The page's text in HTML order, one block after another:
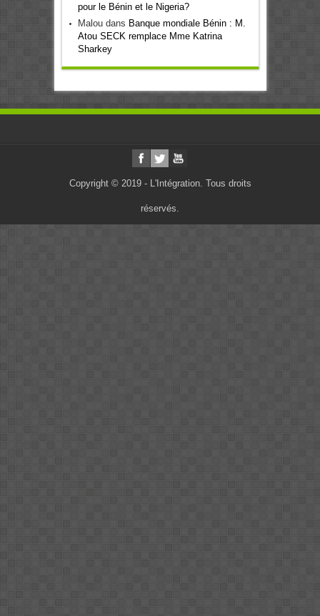
pour le Bénin et le Nigeria?
Maloudans Banque mondiale Bénin : M.
Atou SECK remplace Mme Katrina
Sharkey
Copyright © 2019 - L'Intégration. Tous droits
réservés.